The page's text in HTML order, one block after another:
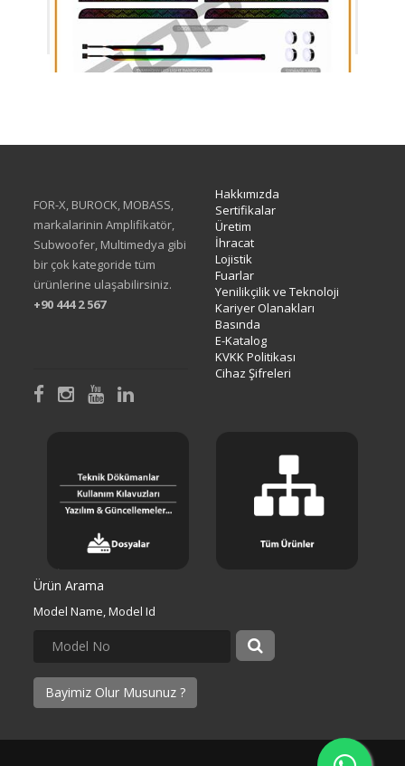
FOR-X, BUROCK, MOBASS,
markalarinin Amplifikatör,
Subwoofer, Multimedya gibi
bir çok kategoride tüm
ürünlerine ulaşabilirsiniz.
+90 444 2 567
Hakkımızda
Sertifikalar
Üretim
İhracat
Lojistik
Fuarlar
Yenilikçilik ve Teknoloji
Kariyer Olanakları
Basında
E-Katalog
KVKK Politikası
Cihaz Şifreleri
Ürün Arama
Model Name, Model Id
Bayimiz Olur Musunuz ?